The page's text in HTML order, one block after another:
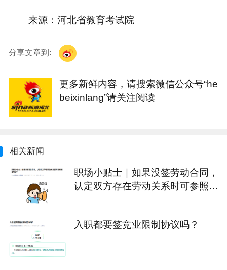
来源：河北省教育考试院
分享文章到:
更多新鲜内容，请搜索微信公众号“he
beixinlang”请关注阅读
相关新闻
职场小贴士｜如果没签劳动合同，
认定双方存在劳动关系时可参照哪
入职都要签竞业限制协议吗？